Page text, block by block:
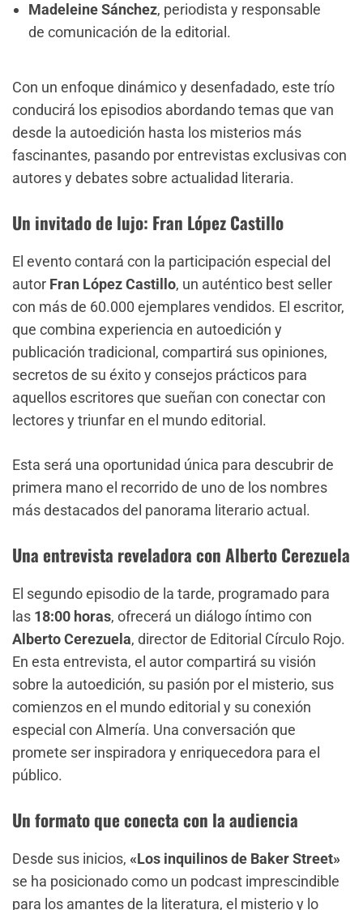
Madeleine Sánchez, periodista y responsable
de comunicación de la editorial.
Con un enfoque dinámico y desenfadado, este trío
conducirá los episodios abordando temas que van
desde la autoedición hasta los misterios más
fascinantes, pasando por entrevistas exclusivas con
autores y debates sobre actualidad literaria.
Un invitado de lujo: Fran López Castillo
El evento contará con la participación especial del
autor Fran López Castillo, un auténtico best seller
con más de 60.000 ejemplares vendidos. El escritor,
que combina experiencia en autoedición y
publicación tradicional, compartirá sus opiniones,
secretos de su éxito y consejos prácticos para
aquellos escritores que sueñan con conectar con
lectores y triunfar en el mundo editorial.
Esta será una oportunidad única para descubrir de
primera mano el recorrido de uno de los nombres
más destacados del panorama literario actual.
Una entrevista reveladora con Alberto Cerezuela
El segundo episodio de la tarde, programado para
las 18:00 horas, ofrecerá un diálogo íntimo con
Alberto Cerezuela, director de Editorial Círculo Rojo.
En esta entrevista, el autor compartirá su visión
sobre la autoedición, su pasión por el misterio, sus
comienzos en el mundo editorial y su conexión
especial con Almería. Una conversación que
promete ser inspiradora y enriquecedora para el
público.
Un formato que conecta con la audiencia
Desde sus inicios, «Los inquilinos de Baker Street»
se ha posicionado como un podcast imprescindible
para los amantes de la literatura, el misterio y lo